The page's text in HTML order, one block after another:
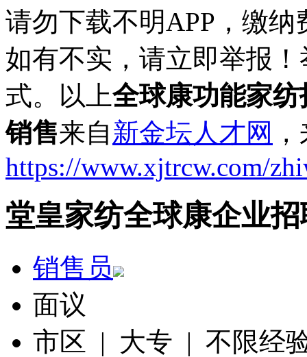
请勿下载不明APP，缴
如有不实，请立即举报
式。以上全球康功能家
销售来自新金坛人才网
https://www.xjtrcw.com/
堂皇家纺全球康企业
销售员
面议
市区 | 大专 | 不限经